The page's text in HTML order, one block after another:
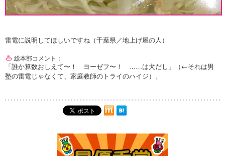
雷電に説明してほしいですね（千葉県／地上げ屋の人）
総本部コメント：
「誰か算数おしえて〜！ ヨーゼフ〜！ ……は犬だし」（←それは男
塾の雷電じゃなくて、家庭教師のトライのハイジ）。